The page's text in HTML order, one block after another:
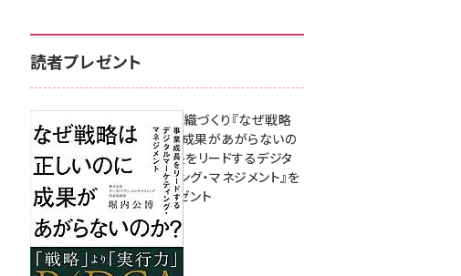
読者プレゼント
成果を生む組織づくり『なぜ戦略
は正しいのに成果があがらないの
か？ 事業成長をリードするデジタ
ルマーケティング・マネジメント』を
3名様にプレゼント
10:00